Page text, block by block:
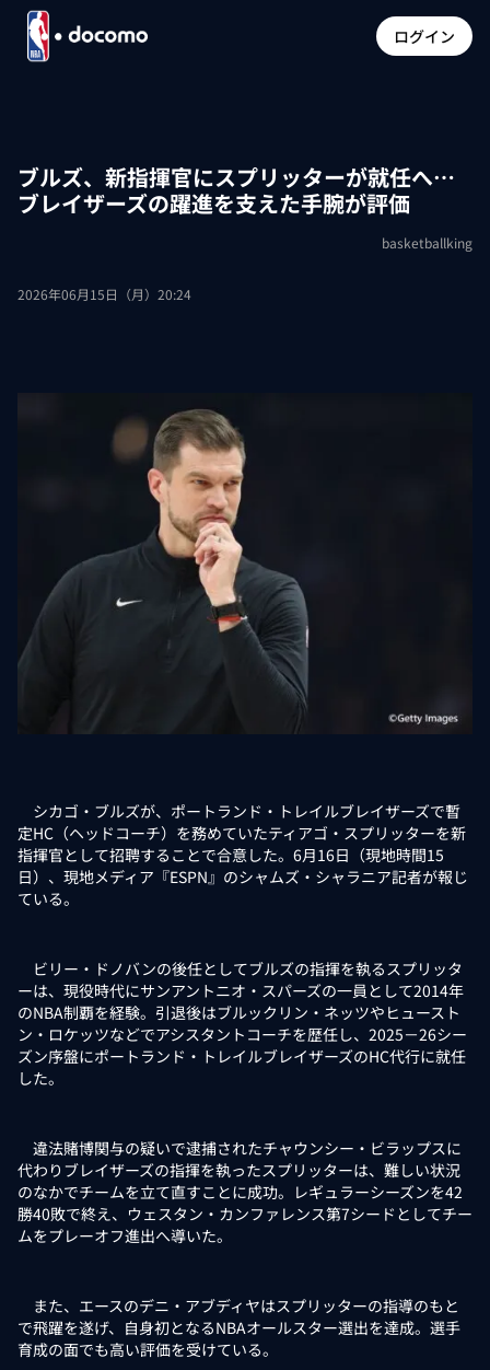
ログイン
ブルズ、新指揮官にスプリッターが就任へ…
ブレイザーズの躍進を支えた手腕が評価
basketballking
2026年06月15日（月）20:24
シカゴ・ブルズが、ポートランド・トレイルブレイザーズで暫
定HC（ヘッドコーチ）を務めていたティアゴ・スプリッターを新
指揮官として招聘することで合意した。6月16日（現地時間15
日）、現地メディア『ESPN』のシャムズ・シャラニア記者が報じ
ている。
ビリー・ドノバンの後任としてブルズの指揮を執るスプリッタ
ーは、現役時代にサンアントニオ・スパーズの一員として2014年
のNBA制覇を経験。引退後はブルックリン・ネッツやヒュースト
ン・ロケッツなどでアシスタントコーチを歴任し、2025－26シー
ズン序盤にポートランド・トレイルブレイザーズのHC代行に就任
した。
違法賭博関与の疑いで逮捕されたチャウンシー・ビラップスに
代わりブレイザーズの指揮を執ったスプリッターは、難しい状況
のなかでチームを立て直すことに成功。レギュラーシーズンを42
勝40敗で終え、ウェスタン・カンファレンス第7シードとしてチー
ムをプレーオフ進出へ導いた。
また、エースのデニ・アブディヤはスプリッターの指導のもと
で飛躍を遂げ、自身初となるNBAオールスター選出を達成。選手
育成の面でも高い評価を受けている。